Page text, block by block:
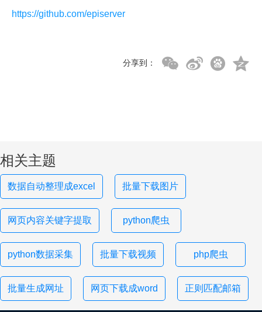
https://github.com/episerver
分享到：
相关主题
数据自动整理成excel 批量下载图片
网页内容关键字提取 python爬虫
python数据采集 批量下载视频 php爬虫
批量生成网址 网页下载成word 正则匹配邮箱